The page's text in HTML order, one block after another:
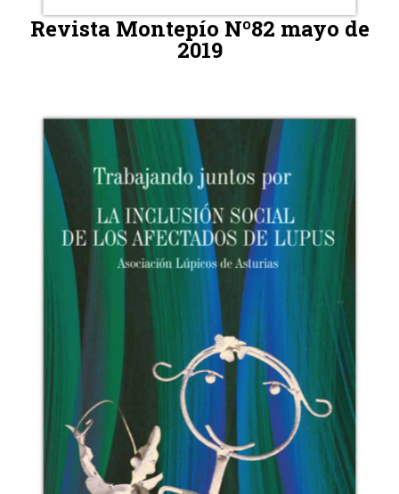
Revista Montepío Nº82 mayo de
2019